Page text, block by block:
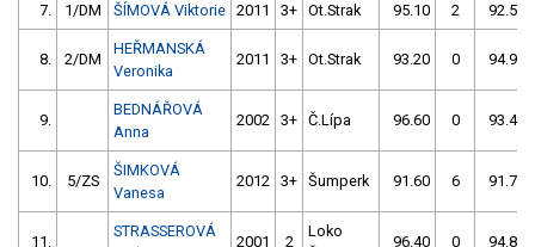
7. 1/DM ŠÍMOVÁ Viktorie 2011 3+ Ot.Strak 95.10 2 92.50
8. 2/DM
HEŘMANSKÁ
Veronika
2011 3+ Ot.Strak 93.20 0 94.90
9.
BEDNÁŘOVÁ
Anna
2002 3+ Č.Lípa 96.60 0 93.40
10. 5/ZS
ŠIMKOVÁ
Vanesa
2012 3+ Šumperk 91.60 6 91.70
11.
STRASSEROVÁ
2001 2
Loko
96.40 0 94.80